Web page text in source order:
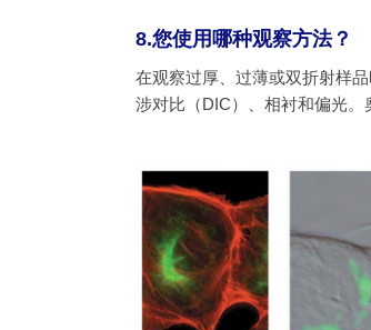
8.您使用哪种观察方法？
在观察过厚、过薄或双折射样
涉对比（DIC）、相衬和偏光。